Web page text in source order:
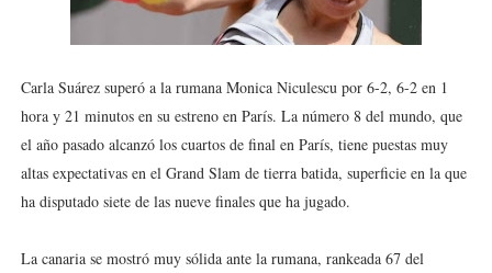
Mundial de piragüismo slalom 2026 (Oklahoma City,
Mundial de Fórmula 1 2026 - Lando Norris consigue
Campeonato de Europa de saltos 2026 (París,
Carla Suárez superó a la rumana Monica Niculescu por 6-2, 6-2 en 1
hora y 21 minutos en su estreno en París. La número 8 del mundo, que
el año pasado alcanzó los cuartos de final en París, tiene puestas muy
altas expectativas en el Grand Slam de tierra batida, superficie en la que
ha disputado siete de las nueve finales que ha jugado.
La canaria se mostró muy sólida ante la rumana, rankeada 67 del